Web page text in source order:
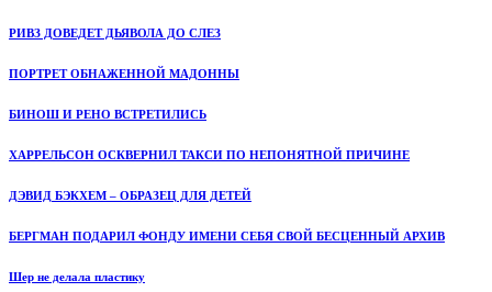
РИВЗ ДОВЕДЕТ ДЬЯВОЛА ДО СЛЕЗ
ПОРТРЕТ ОБНАЖЕННОЙ МАДОННЫ
БИНОШ И РЕНО ВСТРЕТИЛИСЬ
ХАРРЕЛЬСОН ОСКВЕРНИЛ ТАКСИ ПО НЕПОНЯТНОЙ ПРИЧИНЕ
ДЭВИД БЭКХЕМ – ОБРАЗЕЦ ДЛЯ ДЕТЕЙ
БЕРГМАН ПОДАРИЛ ФОНДУ ИМЕНИ СЕБЯ СВОЙ БЕСЦЕННЫЙ АРХИВ
Шер не делала пластику